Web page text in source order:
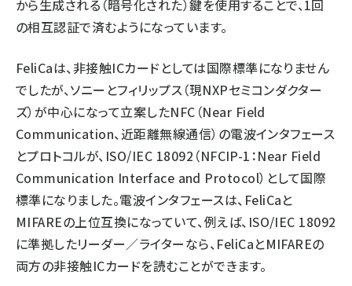
から生成される（暗号化された）鍵を使用することで、1回
の相互認証で済むようになっています。
FeliCaは、非接触ICカードとしては国際標準になりません
でしたが、ソニーとフィリップス（現NXPセミコンダクター
ズ）が中心になって立案したNFC（Near Field
Communication、近距離無線通信）の電波インタフェース
とプロトコルが、ISO/IEC 18092（NFCIP-1：Near Field
Communication Interface and Protocol）として国際
標準になりました。電波インタフェースは、FeliCaと
MIFAREの上位互換になっていて、例えば、ISO/IEC 18092
に準拠したリーダー／ライターなら、FeliCaとMIFAREの
両方の非接触ICカードを読むことができます。